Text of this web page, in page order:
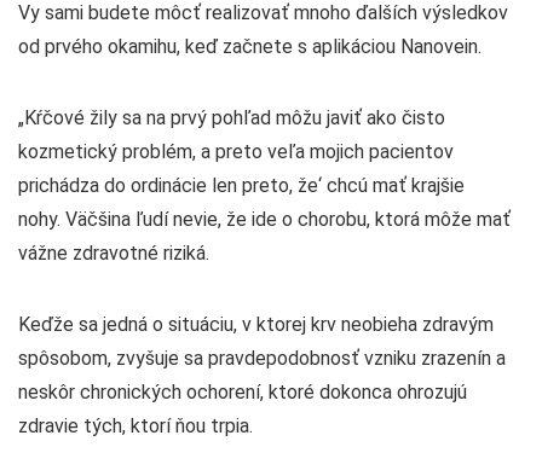
Vy sami budete môcť realizovať mnoho ďalších výsledkov
od prvého okamihu, keď začnete s aplikáciou Nanovein.
„Kŕčové žily sa na prvý pohľad môžu javiť ako čisto
kozmetický problém, a preto veľa mojich pacientov
prichádza do ordinácie len preto, že‘ chcú mať krajšie
nohy. Väčšina ľudí nevie, že ide o chorobu, ktorá môže mať
vážne zdravotné riziká.
Keďže sa jedná o situáciu, v ktorej krv neobieha zdravým
spôsobom, zvyšuje sa pravdepodobnosť vzniku zrazenín a
neskôr chronických ochorení, ktoré dokonca ohrozujú
zdravie tých, ktorí ňou trpia.